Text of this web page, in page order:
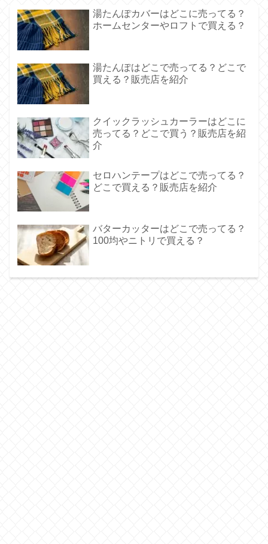
湯たんぽカバーはどこに売ってる？
ホームセンターやロフトで買える？
湯たんぽはどこで売ってる？どこで
買える？販売店を紹介
クイックラッシュカーラーはどこに
売ってる？どこで買う？販売店を紹
介
セロハンテープはどこで売ってる？
どこで買える？販売店を紹介
バターカッターはどこで売ってる？
100均やニトリで買える？